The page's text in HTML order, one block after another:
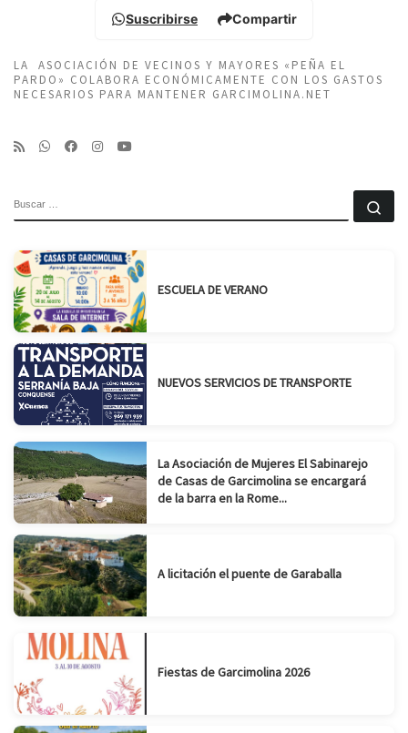
Suscribirse Compartir
LA ASOCIACIÓN DE VECINOS Y MAYORES «PEÑA EL
PARDO» COLABORA ECONÓMICAMENTE CON LOS GASTOS
NECESARIOS PARA MANTENER GARCIMOLINA.NET
ESCUELA DE VERANO
NUEVOS SERVICIOS DE TRANSPORTE
La Asociación de Mujeres El Sabinarejo
de Casas de Garcimolina se encargará
de la barra en la Rome...
A licitación el puente de Garaballa
Fiestas de Garcimolina 2026